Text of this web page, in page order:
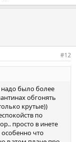
#12
надо было более
обгонять
крутые))
по
просто в инете
что